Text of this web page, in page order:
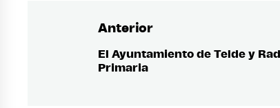
Navegación
de
Anterior
Entrada
anterior:
El Ayuntamiento de Telde y
Primaria